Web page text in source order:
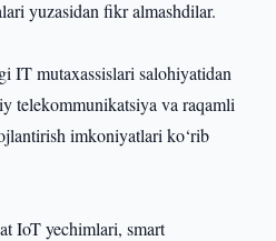
yuzasidan fikr almashdilar.
IT mutaxassislari salohiyatidan
telekommunikatsiya va raqamli
imkoniyatlari ko‘rib
IoT yechimlari, smart